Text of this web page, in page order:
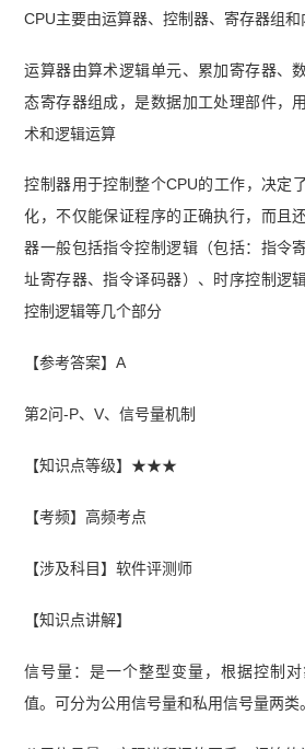
CPU主要由运算器、控制器、寄存器组
运算器由算术逻辑单元、累加寄存器、
态寄存器组成，是数据加工处理部件，
术和逻辑运算
控制器用于控制整个CPU的工作，决定
化，不仅能保证程序的正确执行，而且
器一般包括指令控制逻辑（包括：指令
址寄存器、指令译码器）、时序控制逻
控制逻辑等几个部分
【参考答案】A
第2问-P、V、信号量机制
【知识点等级】★★★
【考频】高频考点
【涉及科目】软件评测师
【知识点讲解】
信号量：是一个整型变量，根据控制
值。可分为公用信号量和私用信号量两类